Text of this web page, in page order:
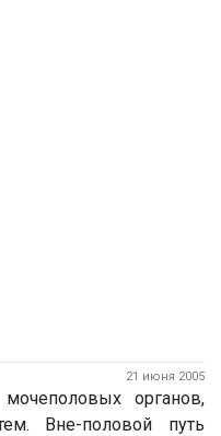
21 июня 2005
органов,
Вне-половой путь